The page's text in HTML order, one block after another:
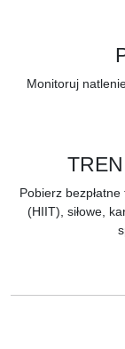
Monitoruj
Pobierz
(HIIT), siłowe,